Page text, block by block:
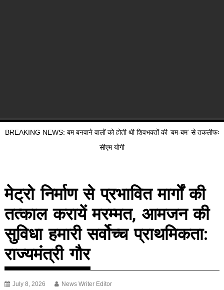
BREAKING NEWS: बम बनवाने वालों को होती थी शिवभक्तों की ‘बम-बम’ से तकलीफः
सीएम योगी
मेट्रो निर्माण से प्रभावित मार्गों की
तत्काल करायें मरम्मत, आमजन की
सुविधा हमारी सर्वोच्च प्राथमिकता:
राज्यमंत्री गौर
July 8, 2026 News Writer Editor